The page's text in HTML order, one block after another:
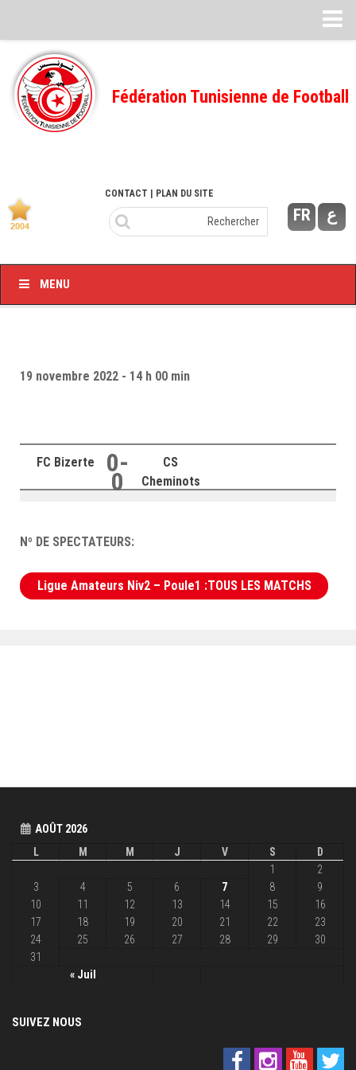
Feuille de match
FMI – 2022/2023
Ligue I – 2022/2023
Ligue I – 2020/2021
Ligue I – 2019/2020
–Ligue II-
Feuille de match 2016/2017
Fédération Tunisienne de Football
FR ع
CONTACT | PLAN DU SITE
MENU
19 novembre 2022 - 14 h 00 min
FC Bizerte 0-
0
CS
Cheminots
Nº DE SPECTATEURS:
Ligue Amateurs Niv2 – Poule1 :TOUS LES MATCHS
AOÛT 2026
L
M M J V S D
« Juil
1
2
3
4 5 6 7 8
9
10
11 12 13 14 15
16
17
18 19 20 21 22
23
24
25 26 27 28 29
30
31
SUIVEZ NOUS